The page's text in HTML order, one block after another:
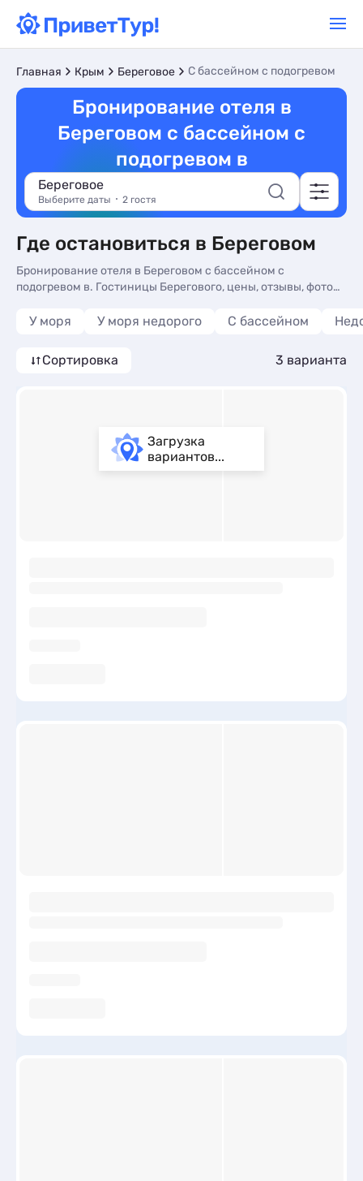
Главная Крым Береговое С бассейном с подогревом
Бронирование отеля в
Береговом с бассейном с
подогревом в
Береговое
Выберите даты 2 гостя
Где остановиться в Береговом
Бронирование отеля в Береговом с бассейном с
подогревом в. Гостиницы Берегового, цены, отзывы, фото
У моря У моря недорого С бассейном
Сортировка 3 варианта
Загрузка
вариантов...